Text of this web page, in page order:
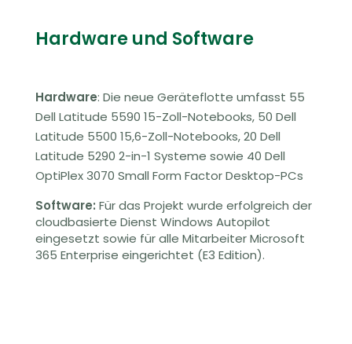
Hardware und Software
Hardware: Die neue Geräteflotte umfasst 55
Dell Latitude 5590 15-Zoll-Notebooks, 50 Dell
Latitude 5500 15,6-Zoll-Notebooks, 20 Dell
Latitude 5290 2-in-1 Systeme sowie 40 Dell
OptiPlex 3070 Small Form Factor Desktop-PCs
Software: Für das Projekt wurde erfolgreich der
cloudbasierte Dienst Windows Autopilot
eingesetzt sowie für alle Mitarbeiter Microsoft
365 Enterprise eingerichtet (E3 Edition).